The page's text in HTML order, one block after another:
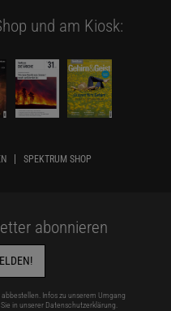
und am Kiosk:
SPEKTRUM SHOP
abonnieren
Infos zu unserem Umgang
in unserer Datenschutzerklärung